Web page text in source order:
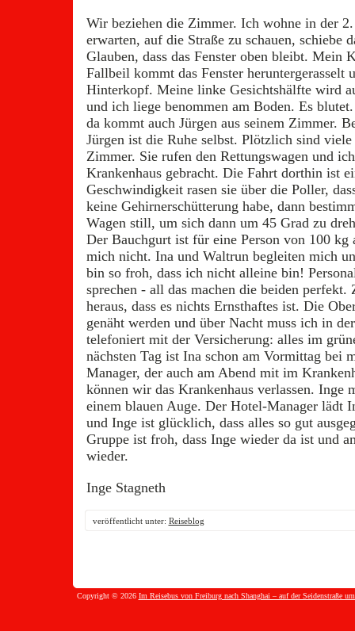
Wir beziehen die Zimmer. Ich wohne in der
erwarten, auf die Straße zu schauen, schiebe
Glauben, dass das Fenster oben bleibt. Mein
Fallbeil kommt das Fenster heruntergerasselt
Hinterkopf. Meine linke Gesichtshälfte wird
und ich liege benommen am Boden. Es
da kommt auch Jürgen aus seinem Zimmer.
Jürgen ist die Ruhe selbst. Plötzlich sind
Zimmer. Sie rufen den Rettungswagen und
Krankenhaus gebracht. Die Fahrt dorthin ist
Geschwindigkeit rasen sie über die Poller,
keine Gehirnerschütterung habe, dann
Wagen still, um sich dann um 45 Grad zu
Der Bauchgurt ist für eine Person von 100 kg
mich nicht. Ina und Waltrun begleiten mich
bin so froh, dass ich nicht alleine bin!
sprechen - all das machen die beiden
heraus, dass es nichts Ernsthaftes ist. Die
genäht werden und über Nacht muss ich in
telefoniert mit der Versicherung: alles im
nächsten Tag ist Ina schon am Vormittag bei
Manager, der auch am Abend mit im
können wir das Krankenhaus verlassen. Inge
einem blauen Auge. Der Hotel-Manager lädt
und Inge ist glücklich, dass alles so gut
Gruppe ist froh, dass Inge wieder da ist und
wieder.
Inge Stagneth
veröffentlicht unter: Reiseblog
Copyright © 2026 Im Reisebus von Freiburg nach Shanghai – auf der Seidenstraße